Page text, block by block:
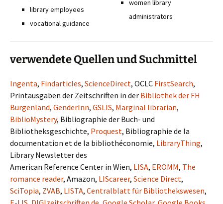
library employees
vocational guidance
women library
administrators
verwendete Quellen und Suchmittel
Ingenta, Findarticles, ScienceDirect, OCLC FirstSearch,
Printausgaben der Zeitschriften in der Bibliothek der FH
Burgenland, GenderInn, GSLIS, Marginal librarian,
BiblioMystery, Bibliographie der Buch- und
Bibliotheksgeschichte, Proquest, Bibliographie de la
documentation et de la bibliothéconomie, LibraryThing,
Library Newsletter des
American Reference Center in Wien, LISA, EROMM, The
romance reader, Amazon, LIScareer, Science Direct,
SciTopia, ZVAB, LISTA, Centralblatt für Bibliothekswesen,